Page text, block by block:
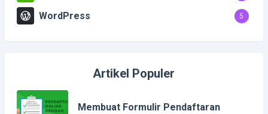
WordPress 5
Artikel Populer
Membuat Formulir Pendaftaran